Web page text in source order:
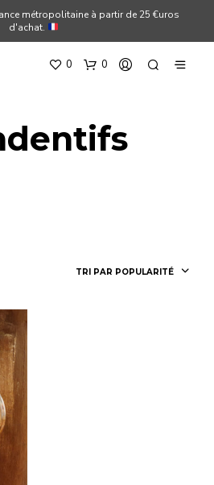
métropolitaine à partir de 25 €uros
d'achat.
0 0
TRI PAR POPULARITÉ